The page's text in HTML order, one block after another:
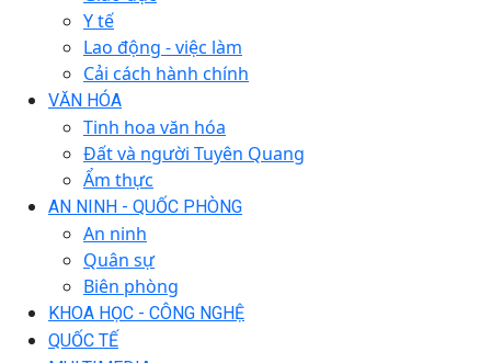
Y tế
Lao động - việc làm
Cải cách hành chính
VĂN HÓA
Tinh hoa văn hóa
Đất và người Tuyên Quang
Ẩm thực
AN NINH - QUỐC PHÒNG
An ninh
Quân sự
Biên phòng
KHOA HỌC - CÔNG NGHỆ
QUỐC TẾ